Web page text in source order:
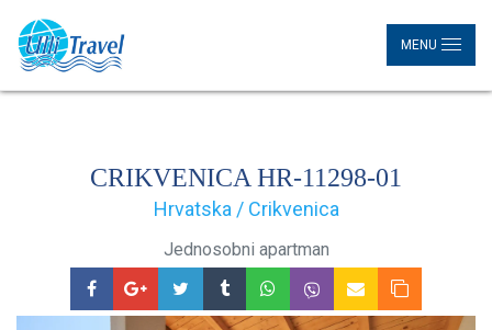
MENU
CRIKVENICA HR-11298-01
Hrvatska / Crikvenica
Jednosobni apartman